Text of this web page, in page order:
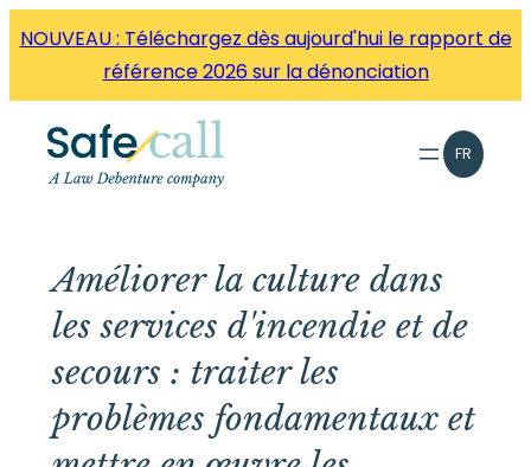
directement
contenu
NOUVEAU : Téléchargez dès aujourd'hui le rapport de
référence 2026 sur la dénonciation
FR
Améliorer la culture dans
les services d'incendie et de
secours : traiter les
problèmes fondamentaux et